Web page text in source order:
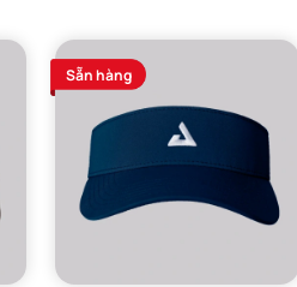
Sẵn hàng